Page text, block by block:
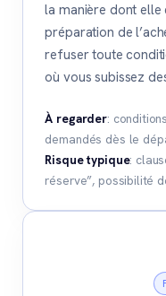
la manière dont
préparation de
refuser toute
où vous subissez
À regarder:
demandés dès le
Risque typique:
réserve”, possibilité